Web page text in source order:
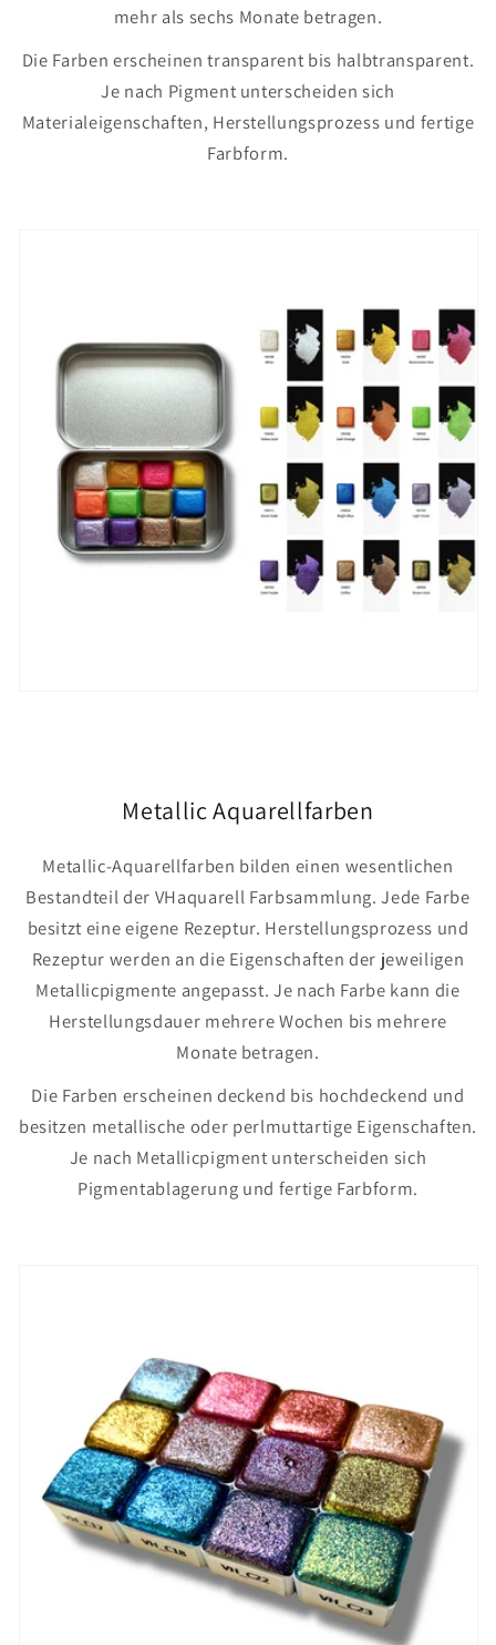
mehr als sechs Monate betragen.
Die Farben erscheinen transparent bis halbtransparent.
Je nach Pigment unterscheiden sich
Materialeigenschaften, Herstellungsprozess und fertige
Farbform.
Metallic Aquarellfarben
Metallic-Aquarellfarben bilden einen wesentlichen
Bestandteil der VHaquarell Farbsammlung. Jede Farbe
besitzt eine eigene Rezeptur. Herstellungsprozess und
Rezeptur werden an die Eigenschaften der jeweiligen
Metallicpigmente angepasst. Je nach Farbe kann die
Herstellungsdauer mehrere Wochen bis mehrere
Monate betragen.
Die Farben erscheinen deckend bis hochdeckend und
besitzen metallische oder perlmuttartige Eigenschaften.
Je nach Metallicpigment unterscheiden sich
Pigmentablagerung und fertige Farbform.